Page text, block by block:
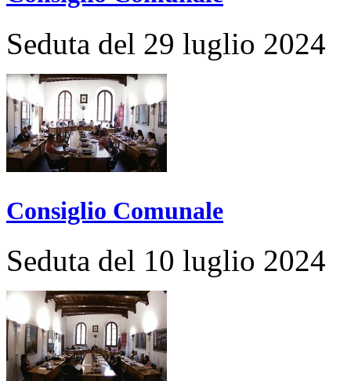
Seduta del 29 luglio 2024
Consiglio Comunale
Seduta del 10 luglio 2024